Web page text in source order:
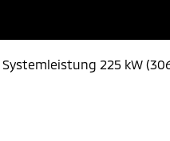
Systemleistung 225 kW